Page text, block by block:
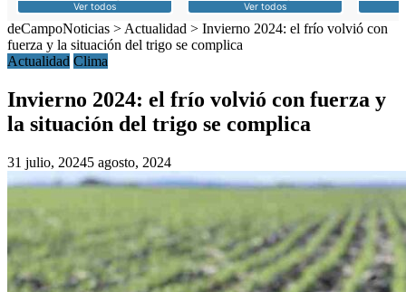
Ver todos
Ver todos
deCampoNoticias > Actualidad > Invierno 2024: el frío volvió con
fuerza y la situación del trigo se complica
Actualidad Clima
Invierno 2024: el frío volvió con fuerza y
la situación del trigo se complica
31 julio, 20245 agosto, 2024